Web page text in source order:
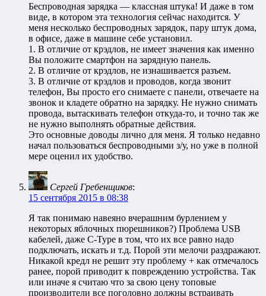
Беспроводная зарядка — классная штука! И даже в том
виде, в котором эта технология сейчас находится. У
меня несколько беспроводных зарядок, пару штук дома,
в офисе, даже в машине себе установил.
1. В отличие от крэдлов, не имеет значения как именно
Вы положите смартфон на зарядную панель.
2. В отличие от крэдлов, не изнашивается разъем.
3. В отличие от крэдлов и проводов, когда звонит
телефон, Вы просто его снимаете с панели, отвечаете на
звонок и кладете обратно на зарядку. Не нужно снимать
провода, вытаскивать телефон откуда-то, и точно так же
не нужно выполнять обратные действия.
Это основные доводы лично для меня. Я только недавно
начал пользоваться беспроводными з/у, но уже в полной
мере оценил их удобство.
Сергей Гребенщиков:
15 сентября 2015 в 08:38
Я так понимаю навеяно вчерашним бурлением у
некоторых яблочных пюрешников?) Проблема USB
кабелей, даже C-Type в том, что их все равно надо
подключать, искать и т.д. Порой эти мелочи раздражают.
Никакой кредл не решит эту проблему + как отмечалось
ранее, порой приводит к повреждению устройства. Так
или иначе я считаю что за свою цену топовые
производители все поголовно должны встраивать